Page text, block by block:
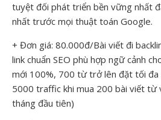
tuyệt đối phát triển bền vững nhất
nhất trước mọi thuật toán Google.
+ Đơn giá: 80.000đ/Bài viết đi
link chuẩn SEO phù hợp ngữ cảnh
mới 100%, 700 từ trở lên đặt tối đa
5000 traffic khi mua 200 bài viết từ
tháng đầu tiên)